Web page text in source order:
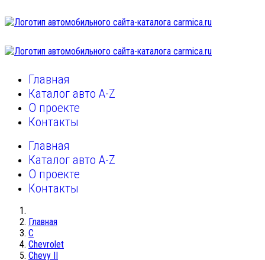
Главная
Каталог авто A-Z
О проекте
Контакты
Главная
Каталог авто A-Z
О проекте
Контакты
Главная
C
Chevrolet
Chevy II